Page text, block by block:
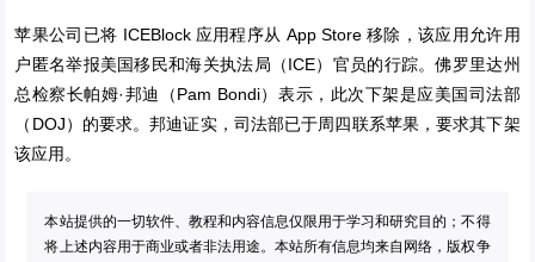
苹果公司已将 ICEBlock 应用程序从 App Store 移除，该应用允许用
户匿名举报美国移民和海关执法局（ICE）官员的行踪。佛罗里达州
总检察长帕姆·邦迪（Pam Bondi）表示，此次下架是应美国司法部
（DOJ）的要求。邦迪证实，司法部已于周四联系苹果，要求其下架
该应用。
本站提供的一切软件、教程和内容信息仅限用于学习和研究目的；不得
将上述内容用于商业或者非法用途。本站所有信息均来自网络，版权争